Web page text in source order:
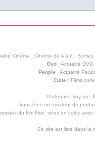
Cinéma | Cinéma de A à Z| Sorties
Dvd: Actualité DVD|
People : Actualité
Culte : Films
Partenaire Voyage:
Vous êtes un amateur de
du film Five, vivez en coloc
Ce site est listé dans la